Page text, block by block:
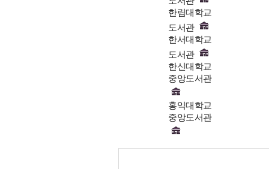
한림대학교
도서관
한서대학교
도서관
한신대학교
중앙도서관
홍익대학교
중앙도서관